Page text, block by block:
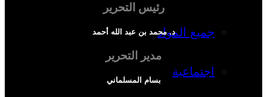
جميع المواد
اجتماعية
رئيس التحرير
د. محمد بن عبد الله أحمد
مدير التحرير
بسام المسلماني